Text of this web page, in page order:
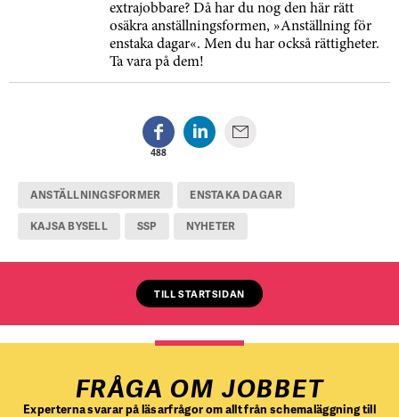
extrajobbare? Då har du nog den här rätt
osäkra anställningsformen, »Anställning för
enstaka dagar«. Men du har också rättigheter.
Ta vara på dem!
488
ANSTÄLLNINGSFORMER ENSTAKA DAGAR
KAJSA BYSELL SSP NYHETER
TILL STARTSIDAN
FRÅGA OM JOBBET
Experterna svarar på läsarfrågor om allt från schemaläggning till